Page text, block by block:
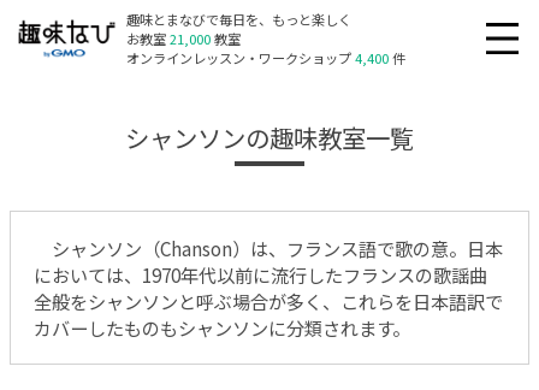
趣味とまなびで毎日を、もっと楽しく
お教室21,000教室
オンラインレッスン・ワークショップ4,400件
シャンソンの趣味教室一覧
シャンソン（Chanson）は、フランス語で歌の意。日本
においては、1970年代以前に流行したフランスの歌謡曲
全般をシャンソンと呼ぶ場合が多く、これらを日本語訳で
カバーしたものもシャンソンに分類されます。